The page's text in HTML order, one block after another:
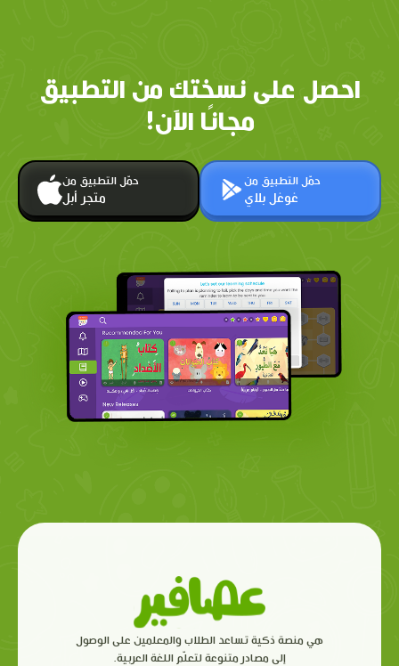
احصل على نسختك من التطبيق
مجانًا الآن!
حمّل التطبيق من
متجر أبل
حمّل التطبيق من
غوغل بلاي
هي منصة ذكية تساعد الطلاب والمعلمين على الوصول
إلى مصادر متنوعة لتعلّم اللغة العربية.